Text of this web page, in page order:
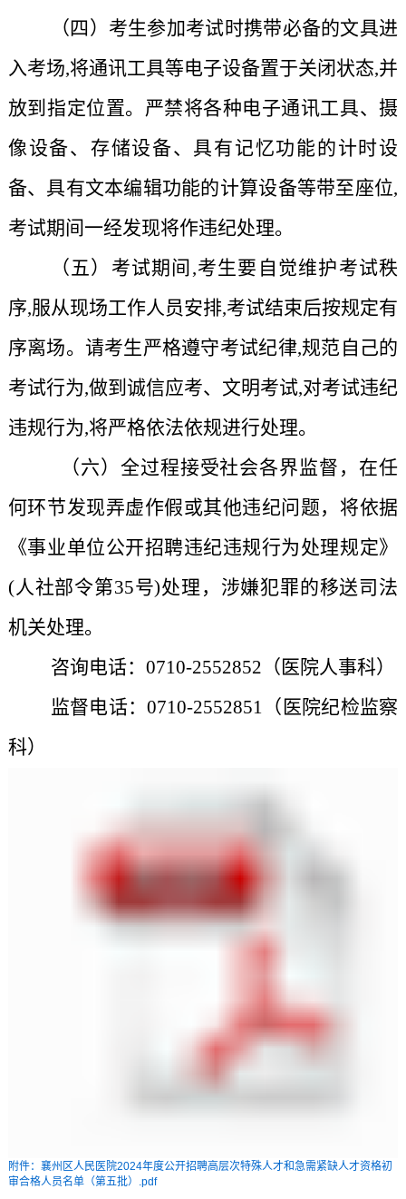
（四）考生参加考试时携带必备的文具进
入考场,将通讯工具等电子设备置于关闭状态,并
放到指定位置。严禁将各种电子通讯工具、摄
像设备、存储设备、具有记忆功能的计时设
备、具有文本编辑功能的计算设备等带至座位,
考试期间一经发现将作违纪处理。
（五）考试期间,考生要自觉维护考试秩
序,服从现场工作人员安排,考试结束后按规定有
序离场。请考生严格遵守考试纪律,规范自己的
考试行为,做到诚信应考、文明考试,对考试违纪
违规行为,将严格依法依规进行处理。
（六）全过程接受社会各界监督，在任
何环节发现弄虚作假或其他违纪问题，将依据
《事业单位公开招聘违纪违规行为处理规定》
(人社部令第35号)处理，涉嫌犯罪的移送司法
机关处理。
咨询电话：0710-2552852（医院人事科）
监督电话：0710-2552851（医院纪检监察
科）
附件：襄州区人民医院2024年度公开招聘高层次特殊人才和急需紧缺人才资格初
审合格人员名单（第五批）.pdf